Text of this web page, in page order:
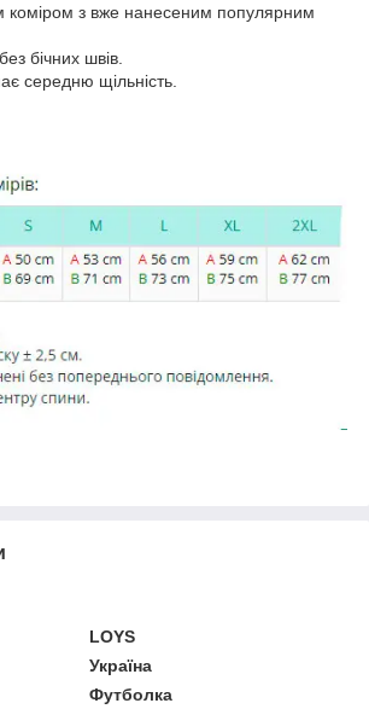
коміром з вже нанесеним популярним
бічних швів.
середню щільність.
LOYS
Україна
Футболка